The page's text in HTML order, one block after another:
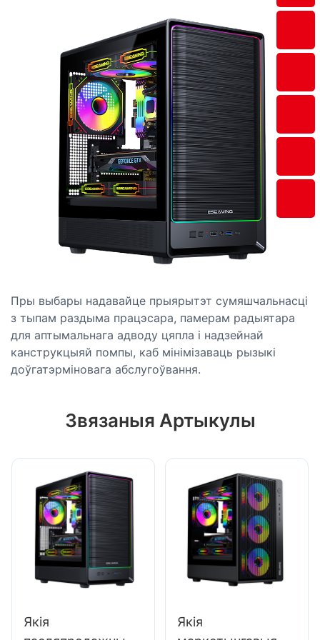
Пры выбары надавайце прыярытэт сумяшчальнасці
з тыпам раздыма працэсара, памерам радыятара
для аптымальнага адводу цяпла і надзейнай
канструкцыяй помпы, каб мінімізаваць рызыкі
доўгатэрміновага абслугоўвання.
Звязаныя Артыкулы
Якія
Якія